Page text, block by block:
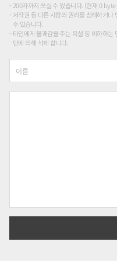
200자까지 쓰실 수 있습니다. (현재 0
저작권 등 다른 사람의 권리를 침해하거
수 있습니다.
타인에게 불쾌감을 주는 욕설 등 비하하
단에 의해 삭제 합니다.